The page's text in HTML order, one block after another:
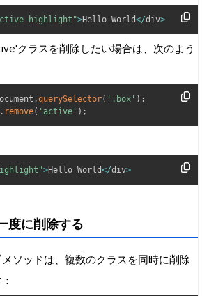
highlight">Hello World</div>
クラスを削除したい場合は、次のよう
.querySelector( '.box' ) ;
. remove( 'active' ) ;
>Hello World</div>
度に削除する
ソッドは、複数のクラスを同時に削除